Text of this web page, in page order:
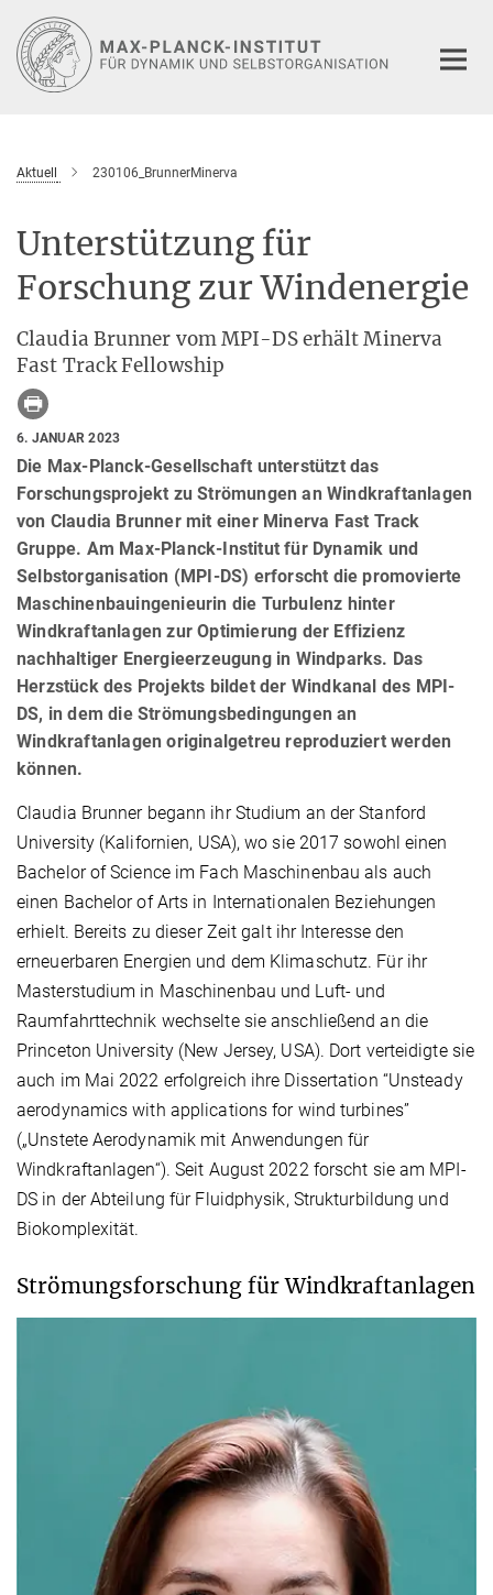
Hauptinhalt
Aktuell 230106_BrunnerMinerva
Unterstützung für
Forschung zur Windenergie
Claudia Brunner vom MPI-DS erhält Minerva
Fast Track Fellowship
6. JANUAR 2023
Die Max-Planck-Gesellschaft unterstützt das
Forschungsprojekt zu Strömungen an Windkraftanlagen
von Claudia Brunner mit einer Minerva Fast Track
Gruppe. Am Max-Planck-Institut für Dynamik und
Selbstorganisation (MPI-DS) erforscht die promovierte
Maschinenbauingenieurin die Turbulenz hinter
Windkraftanlagen zur Optimierung der Effizienz
nachhaltiger Energieerzeugung in Windparks. Das
Herzstück des Projekts bildet der Windkanal des MPI-
DS, in dem die Strömungsbedingungen an
Windkraftanlagen originalgetreu reproduziert werden
können.
Claudia Brunner begann ihr Studium an der Stanford
University (Kalifornien, USA), wo sie 2017 sowohl einen
Bachelor of Science im Fach Maschinenbau als auch
einen Bachelor of Arts in Internationalen Beziehungen
erhielt. Bereits zu dieser Zeit galt ihr Interesse den
erneuerbaren Energien und dem Klimaschutz. Für ihr
Masterstudium in Maschinenbau und Luft- und
Raumfahrttechnik wechselte sie anschließend an die
Princeton University (New Jersey, USA). Dort verteidigte sie
auch im Mai 2022 erfolgreich ihre Dissertation “Unsteady
aerodynamics with applications for wind turbines”
(„Unstete Aerodynamik mit Anwendungen für
Windkraftanlagen“). Seit August 2022 forscht sie am MPI-
DS in der Abteilung für Fluidphysik, Strukturbildung und
Biokomplexität.
Strömungsforschung für Windkraftanlagen